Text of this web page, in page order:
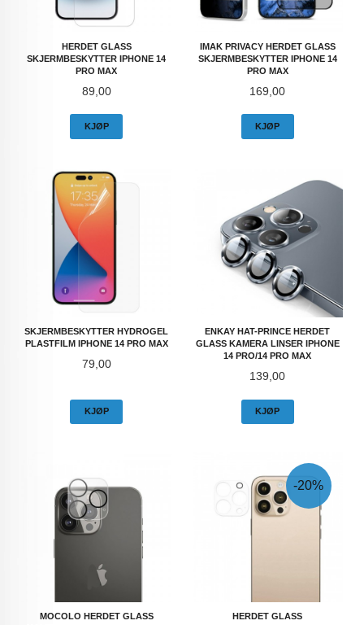
HERDET GLASS
SKJERMBESKYTTER IPHONE 14
PRO MAX
Pris
89,00
KJØP
IMAK PRIVACY HERDET GLASS
SKJERMBESKYTTER IPHONE 14
PRO MAX
Pris
169,00
KJØP
SKJERMBESKYTTER HYDROGEL
PLASTFILM IPHONE 14 PRO MAX
Pris
79,00
KJØP
ENKAY HAT-PRINCE HERDET
GLASS KAMERA LINSER IPHONE
14 PRO/14 PRO MAX
Pris
139,00
KJØP
MOCOLO HERDET GLASS
HERDET GLASS
-20%